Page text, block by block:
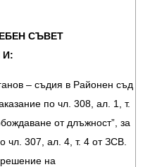
СЪВЕТ
И:
– съдия в Районен съд
по чл. 308, ал. 1, т.
от длъжност”, за
чл. 307, ал. 4, т. 4 от ЗСВ.
на